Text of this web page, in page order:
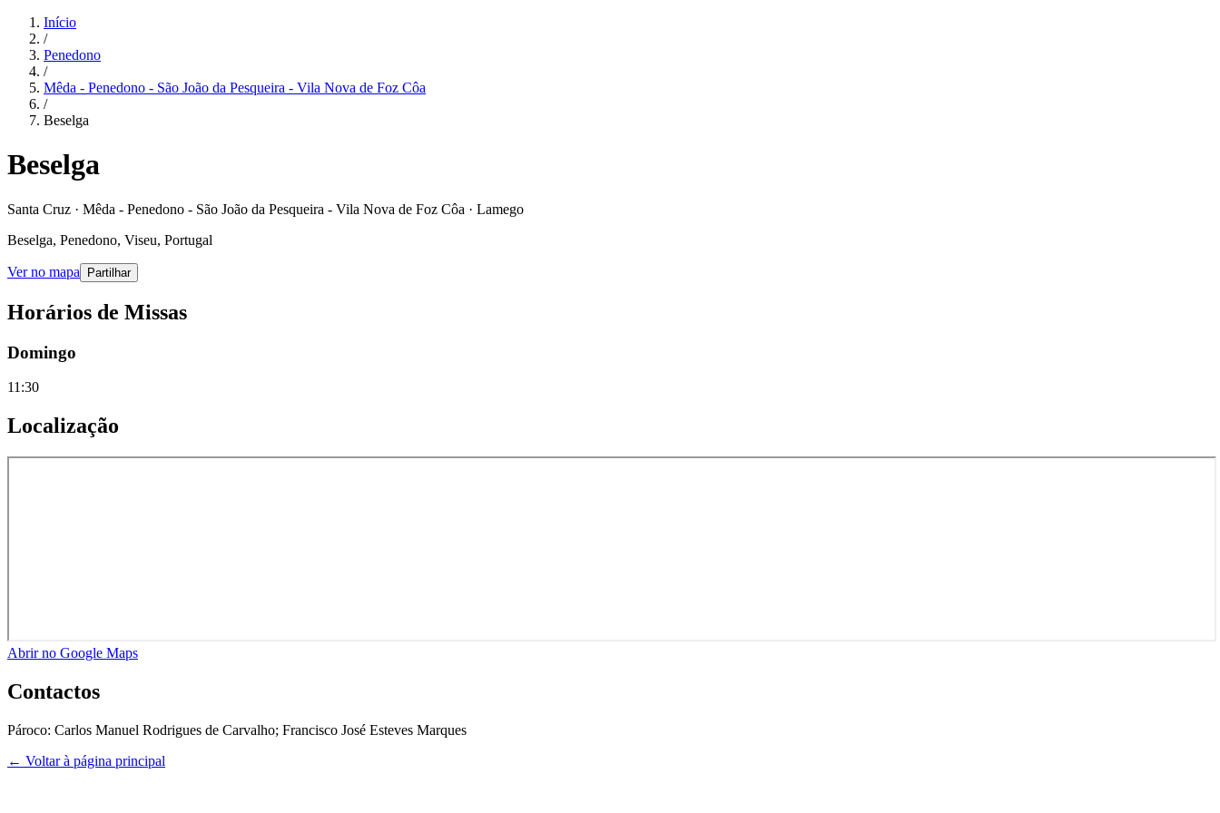
Início
/
Penedono
/
Mêda - Penedono - São João da Pesqueira - Vila Nova de Foz Côa
/
Beselga
Beselga
Santa Cruz · Mêda - Penedono - São João da Pesqueira - Vila Nova de Foz Côa · Lamego
Beselga, Penedono, Viseu, Portugal
Ver no mapa Partilhar
Horários de Missas
Domingo
11:30
Localização
Abrir no Google Maps
Contactos
Pároco: Carlos Manuel Rodrigues de Carvalho; Francisco José Esteves Marques
← Voltar à página principal